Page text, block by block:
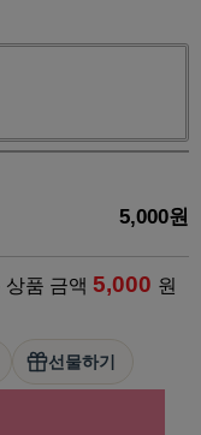
5,000원
상품 금액 5,000 원
선물하기